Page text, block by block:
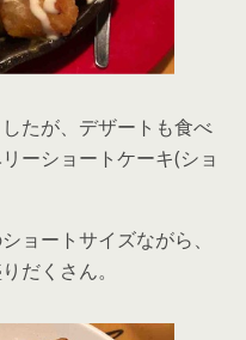
たが、デザートも食べ
ーショートケーキ(ショ
ョートサイズながら、
だくさん。